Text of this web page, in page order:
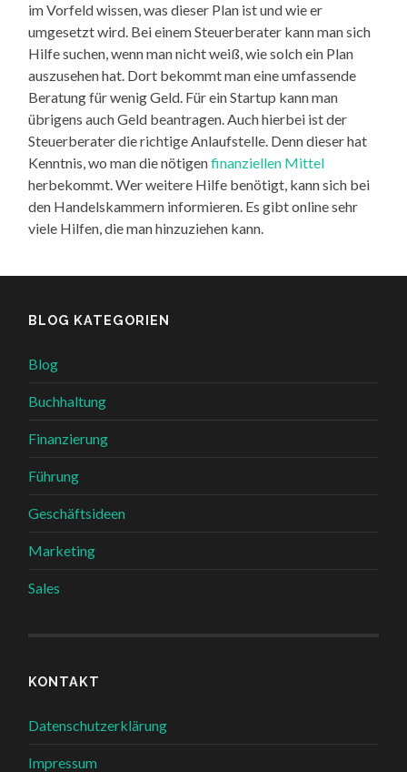
im Vorfeld wissen, was dieser Plan ist und wie er
umgesetzt wird. Bei einem Steuerberater kann man sich
Hilfe suchen, wenn man nicht weiß, wie solch ein Plan
auszusehen hat. Dort bekommt man eine umfassende
Beratung für wenig Geld. Für ein Startup kann man
übrigens auch Geld beantragen. Auch hierbei ist der
Steuerberater die richtige Anlaufstelle. Denn dieser hat
Kenntnis, wo man die nötigenfinanziellen Mittel
herbekommt. Wer weitere Hilfe benötigt, kann sich bei
den Handelskammern informieren. Es gibt online sehr
viele Hilfen, die man hinzuziehen kann.
BLOG KATEGORIEN
Blog
Buchhaltung
Finanzierung
Führung
Geschäftsideen
Marketing
Sales
KONTAKT
Datenschutzerklärung
Impressum